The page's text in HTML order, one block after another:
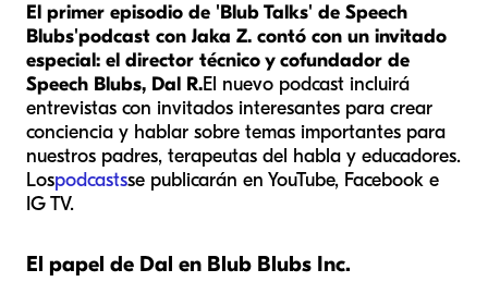
El primer episodio de 'Blub Talks' de Speech
Blubs'podcast con Jaka Z. contó con un invitado
especial: el director técnico y cofundador de
Speech Blubs, Dal R.El nuevo podcast incluirá
entrevistas con invitados interesantes para crear
conciencia y hablar sobre temas importantes para
nuestros padres, terapeutas del habla y educadores.
Lospodcastsse publicarán en YouTube, Facebook e
IG TV.
El papel de Dal en Blub Blubs Inc.